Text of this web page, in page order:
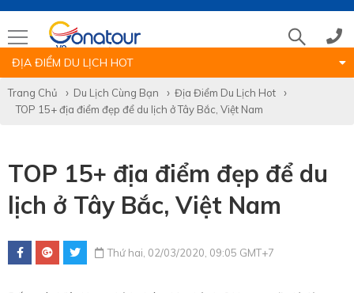
Hotline tour nước ngoài
0786 711 611
Hotline tour trong nước
ĐỊA ĐIỂM DU LỊCH HOT
Trang Chủ Du Lịch Cùng Bạn
Địa Điểm Du Lịch Hot
TOP 15+ địa điểm đẹp để du lịch ở Tây Bắc, Việt Nam
TOP 15+ địa điểm đẹp để du
lịch ở Tây Bắc, Việt Nam
Thứ hai, 02/03/2020, 09:05 GMT+7